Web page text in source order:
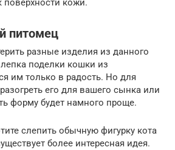
поверхности кожи.
питомец
разные изделия из данного
поделки кошки из
им только в радость. Но для
его для вашего сынка или
форму будет намного проще.
слепить обычную фигурку кота
более интересная идея.